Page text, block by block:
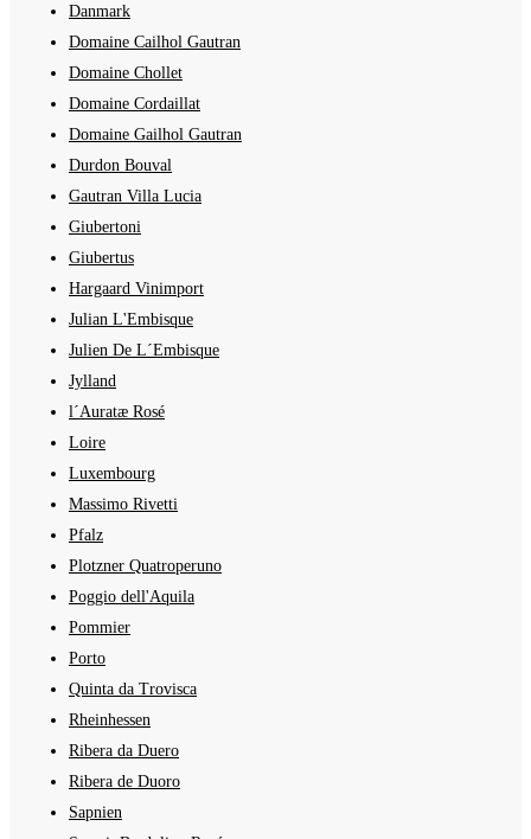
Danmark
Domaine Cailhol Gautran
Domaine Chollet
Domaine Cordaillat
Domaine Gailhol Gautran
Durdon Bouval
Gautran Villa Lucia
Giubertoni
Giubertus
Hargaard Vinimport
Julian L'Embisque
Julien De L´Embisque
Jylland
l´Auratæ Rosé
Loire
Luxembourg
Massimo Rivetti
Pfalz
Plotzner Quatroperuno
Poggio dell'Aquila
Pommier
Porto
Quinta da Trovisca
Rheinhessen
Ribera da Duero
Ribera de Duoro
Sapnien